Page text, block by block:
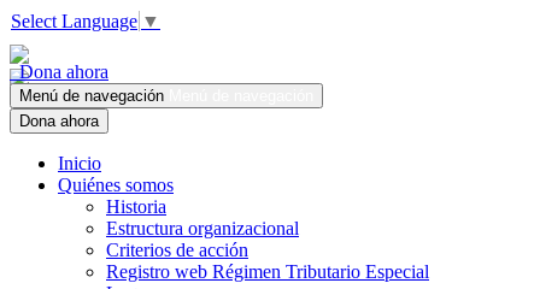
Select Language ▼
Dona ahora
Menú de navegación
Dona ahora
Inicio
Quiénes somos
Historia
Estructura organizacional
Criterios de acción
Registro web Régimen Tributario Especial